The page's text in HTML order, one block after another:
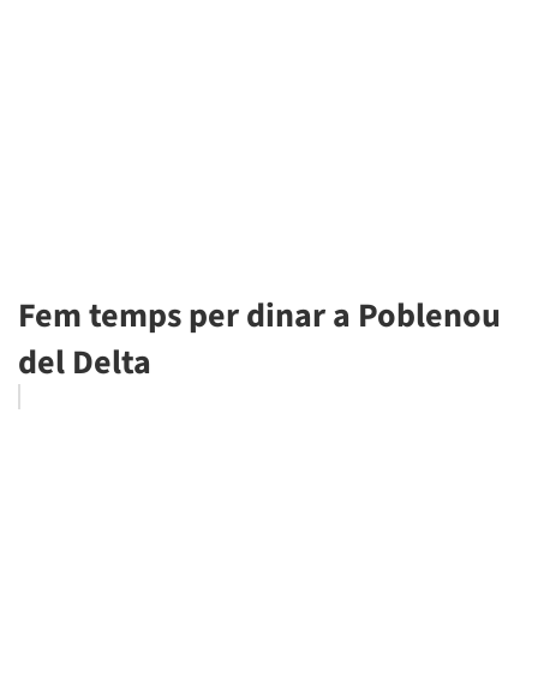
Fem temps per dinar a Poblenou
del Delta